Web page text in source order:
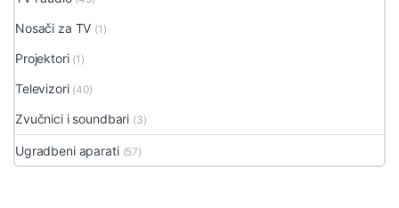
Nosači za TV (1)
Projektori (1)
Televizori (40)
Zvučnici i soundbari (3)
Ugradbeni aparati (57)